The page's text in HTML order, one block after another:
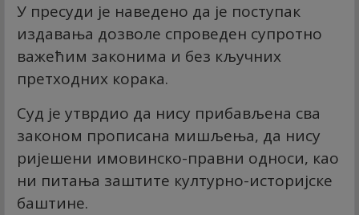
У пресуди је наведено да је поступак
издавања дозволе спроведен супротно
важећим законима и без кључних
претходних корака.
Суд је утврдио да нису прибављена сва
законом прописана мишљења, да нису
ријешени имовинско-правни односи, као
ни питања заштите културно-историјске
баштине.